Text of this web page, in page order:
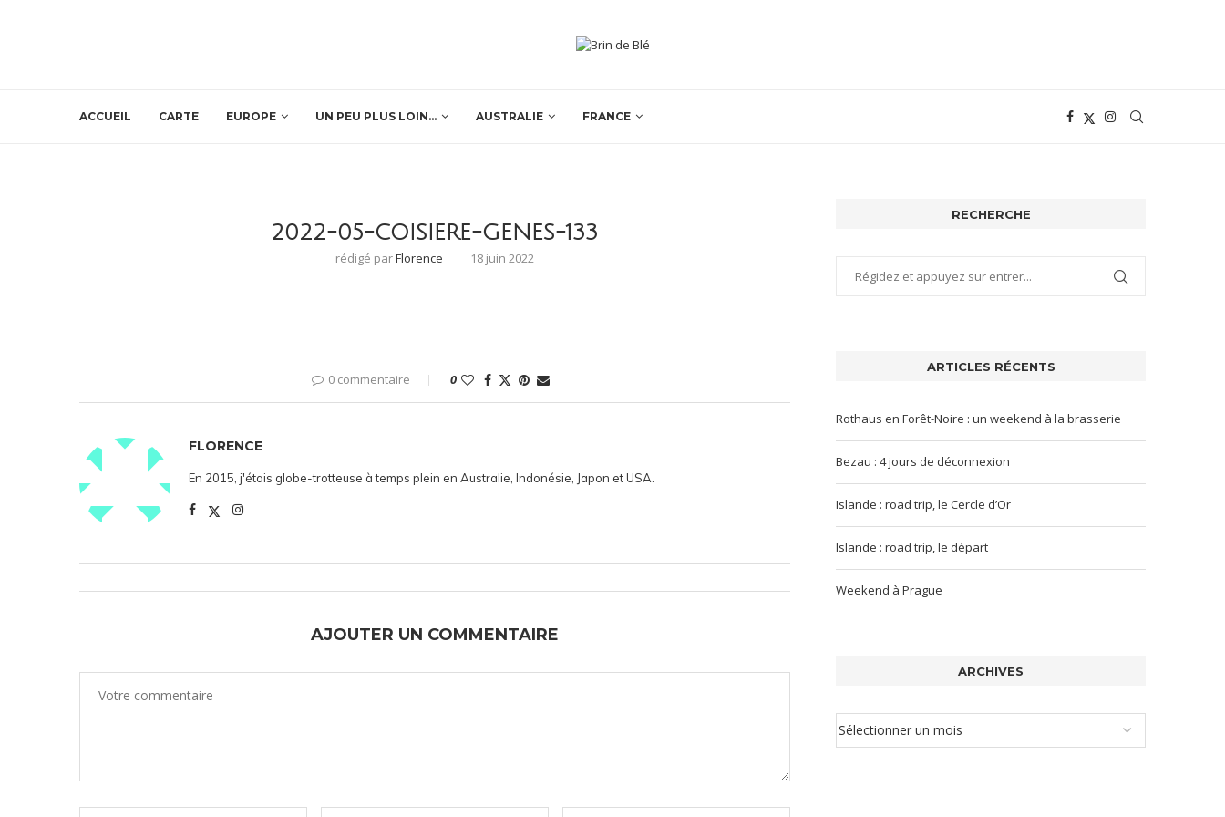
ACCUEIL CARTE EUROPE UN PEU PLUS LOIN… AUSTRALIE FRANCE
2022-05-COISIERE-GENES-133
rédigé parFlorence 18 juin 2022
0 commentaire 0
FLORENCE
En 2015, j'étais globe-trotteuse à temps plein en Australie, Indonésie, Japon et USA.
AJOUTER UN COMMENTAIRE
RECHERCHE
ARTICLES RÉCENTS
Rothaus en Forêt-Noire : un weekend à la brasserie
Bezau : 4 jours de déconnexion
Islande : road trip, le Cercle d’Or
Islande : road trip, le départ
Weekend à Prague
ARCHIVES